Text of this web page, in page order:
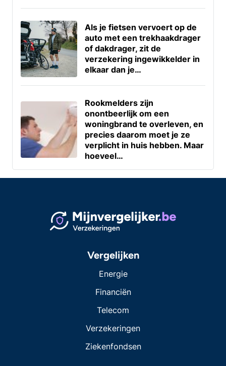
Als je fietsen vervoert op de
auto met een trekhaakdrager
of dakdrager, zit de
verzekering ingewikkelder in
elkaar dan je…
Rookmelders zijn
onontbeerlijk om een
woningbrand te overleven, en
precies daarom moet je ze
verplicht in huis hebben. Maar
hoeveel…
Vergelijken
Energie
Financiën
Telecom
Verzekeringen
Ziekenfondsen